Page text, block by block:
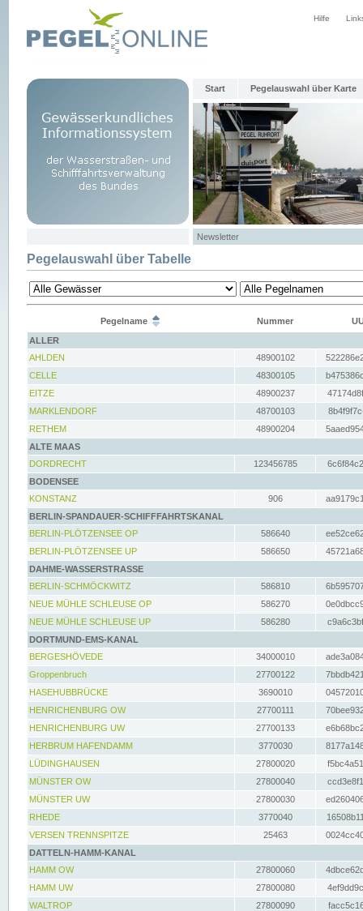
Hilfe
Start Pegelauswahl über Karte
Newsletter
Pegelauswahl über Tabelle
Pegelname Nummer
ALLER
AHLDEN
48900102
CELLE
48300105
EITZE
48900237
MARKLENDORF
48700103
RETHEM
48900204
ALTE MAAS
DORDRECHT
123456785
BODENSEE
KONSTANZ
906
BERLIN-SPANDAUER-SCHIFFFAHRTSKANAL
BERLIN-PLÖTZENSEE OP
586640
BERLIN-PLÖTZENSEE UP
586650
DAHME-WASSERSTRASSE
BERLIN-SCHMÖCKWITZ
586810
NEUE MÜHLE SCHLEUSE OP
586270
NEUE MÜHLE SCHLEUSE UP
586280
DORTMUND-EMS-KANAL
BERGESHÖVEDE
34000010
Groppenbruch
27700122
HASEHUBBRÜCKE
3690010
HENRICHENBURG OW
27700111
HENRICHENBURG UW
27700133
HERBRUM HAFENDAMM
3770030
LÜDINGHAUSEN
27800020
MÜNSTER OW
27800040
MÜNSTER UW
27800030
RHEDE
3770040
VERSEN TRENNSPITZE
25463
DATTELN-HAMM-KANAL
HAMM OW
27800060
HAMM UW
27800080
WALTROP
27800090